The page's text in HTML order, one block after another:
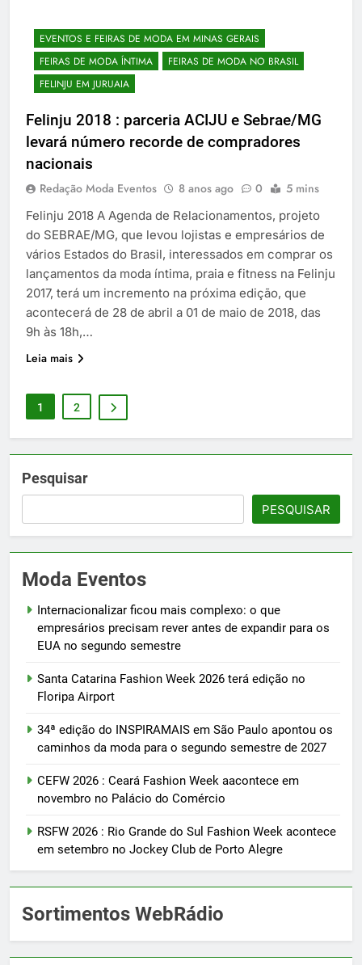
EVENTOS E FEIRAS DE MODA EM MINAS GERAIS
FEIRAS DE MODA ÍNTIMA
FEIRAS DE MODA NO BRASIL
FELINJU EM JURUAIA
Felinju 2018 : parceria ACIJU e Sebrae/MG
levará número recorde de compradores
nacionais
Redação Moda Eventos 8 anos ago 0 5 mins
Felinju 2018 A Agenda de Relacionamentos, projeto
do SEBRAE/MG, que levou lojistas e empresários de
vários Estados do Brasil, interessados em comprar os
lançamentos da moda íntima, praia e fitness na Felinju
2017, terá um incremento na próxima edição, que
acontecerá de 28 de abril a 01 de maio de 2018, das
9h às 18h,…
Leia mais
1 2
Pesquisar
PESQUISAR
Moda Eventos
Internacionalizar ficou mais complexo: o que
empresários precisam rever antes de expandir para os
EUA no segundo semestre
Santa Catarina Fashion Week 2026 terá edição no
Floripa Airport
34ª edição do INSPIRAMAIS em São Paulo apontou os
caminhos da moda para o segundo semestre de 2027
CEFW 2026 : Ceará Fashion Week aacontece em
novembro no Palácio do Comércio
RSFW 2026 : Rio Grande do Sul Fashion Week acontece
em setembro no Jockey Club de Porto Alegre
Sortimentos WebRádio